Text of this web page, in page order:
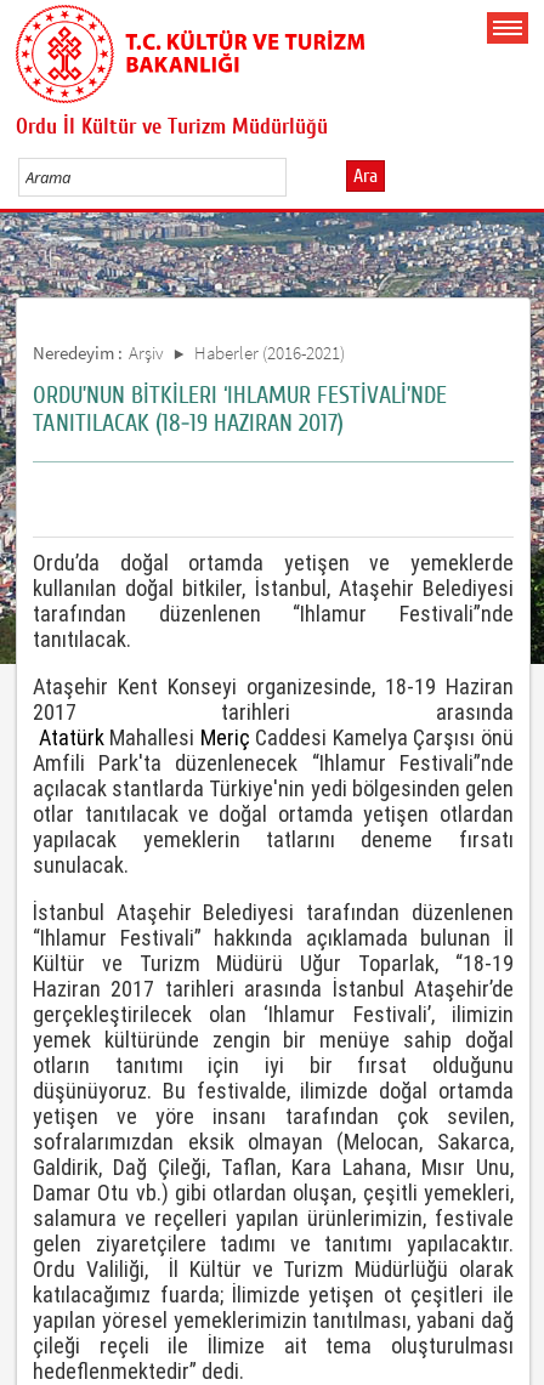
Ordu İl Kültür ve Turizm Müdürlüğü
Ara
Neredeyim : Arşiv Haberler (2016-2021)
ORDU’NUN BİTKİLERI ‘IHLAMUR FESTİVALİ’NDE
TANITILACAK (18-19 HAZIRAN 2017)
Ordu’da doğal ortamda yetişen ve yemeklerde
kullanılan doğal bitkiler, İstanbul, Ataşehir Belediyesi
tarafından düzenlenen “Ihlamur Festivali”nde
tanıtılacak.
Ataşehir Kent Konseyi organizesinde, 18-19 Haziran
2017 tarihleri arasında
AtatürkMahallesi Meriç Caddesi Kamelya Çarşısı önü
Amfili Park'ta düzenlenecek “Ihlamur Festivali”nde
açılacak stantlarda Türkiye'nin yedi bölgesinden gelen
otlar tanıtılacak ve doğal ortamda yetişen otlardan
yapılacak yemeklerin tatlarını deneme fırsatı
sunulacak.
İstanbul Ataşehir Belediyesi tarafından düzenlenen
“Ihlamur Festivali” hakkında açıklamada bulunan İl
Kültür ve Turizm Müdürü Uğur Toparlak, “18-19
Haziran 2017 tarihleri arasında İstanbul Ataşehir’de
gerçekleştirilecek olan ‘Ihlamur Festivali’, ilimizin
yemek kültüründe zengin bir menüye sahip doğal
otların tanıtımı için iyi bir fırsat olduğunu
düşünüyoruz. Bu festivalde, ilimizde doğal ortamda
yetişen ve yöre insanı tarafından çok sevilen,
sofralarımızdan eksik olmayan (Melocan, Sakarca,
Galdirik, Dağ Çileği, Taflan, Kara Lahana, Mısır Unu,
Damar Otu vb.) gibi otlardan oluşan, çeşitli yemekleri,
salamura ve reçelleri yapılan ürünlerimizin, festivale
gelen ziyaretçilere tadımı ve tanıtımı yapılacaktır.
Ordu Valiliği, İl Kültür ve Turizm Müdürlüğü olarak
katılacağımız fuarda; İlimizde yetişen ot çeşitleri ile
yapılan yöresel yemeklerimizin tanıtılması, yabani dağ
çileği reçeli ile İlimize ait tema oluşturulması
hedeflenmektedir” dedi.